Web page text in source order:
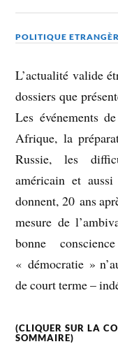
POLITIQUE
L’actualité valide
dossiers que
Les événements
Afrique, la
Russie, les
américain et
donnent, 20 ans
mesure de
bonne
« démocratie »
de court terme –
(CLIQUER SUR LA
SOMMAIRE)